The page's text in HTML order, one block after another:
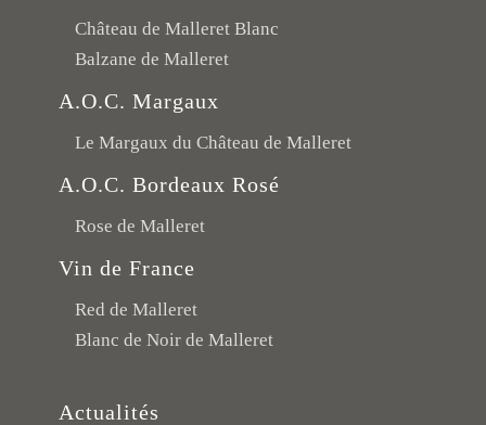
Château de Malleret Blanc
Balzane de Malleret
A.O.C. Margaux
Le Margaux du Château de Malleret
A.O.C. Bordeaux Rosé
Rose de Malleret
Vin de France
Red de Malleret
Blanc de Noir de Malleret
Actualités